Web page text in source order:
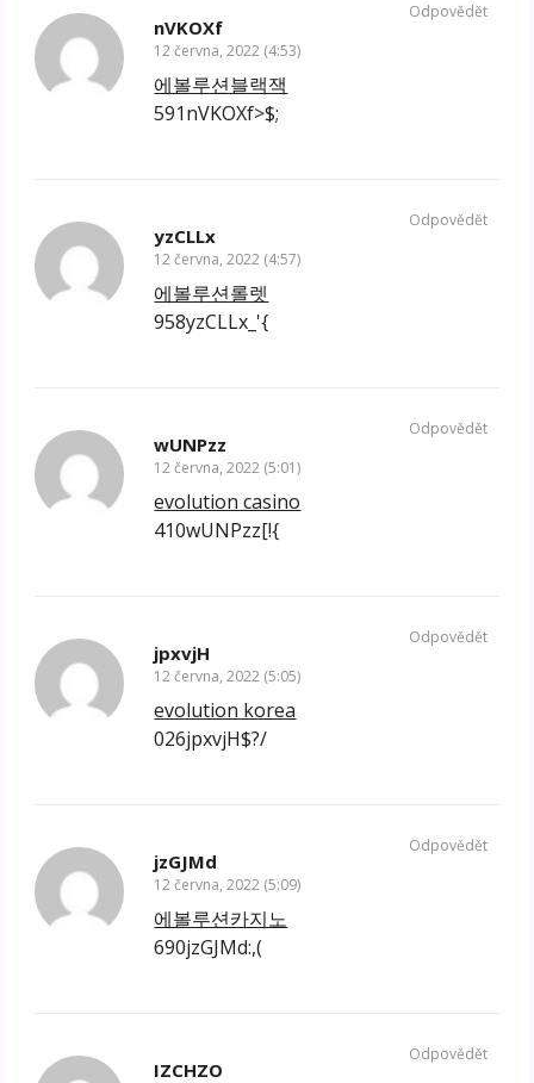
nVKOXf
12 června, 2022 (4:53)
에볼루션블랙잭
591nVKOXf>$;
Odpovědět
yzCLLx
12 června, 2022 (4:57)
에볼루션롤렛
958yzCLLx_'{
Odpovědět
wUNPzz
12 června, 2022 (5:01)
evolution casino
410wUNPzz[!{
Odpovědět
jpxvjH
12 června, 2022 (5:05)
evolution korea
026jpxvjH$?/
Odpovědět
jzGJMd
12 června, 2022 (5:09)
에볼루션카지노
690jzGJMd:,(
Odpovědět
IZCHZO
Odpovědět